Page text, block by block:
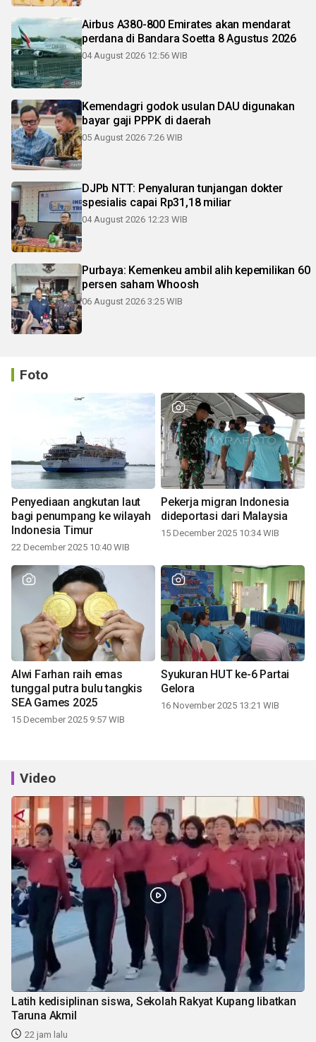
Airbus A380-800 Emirates akan mendarat
perdana di Bandara Soetta 8 Agustus 2026
04 August 2026 12:56 WIB
Kemendagri godok usulan DAU digunakan
bayar gaji PPPK di daerah
05 August 2026 7:26 WIB
DJPb NTT: Penyaluran tunjangan dokter
spesialis capai Rp31,18 miliar
04 August 2026 12:23 WIB
Purbaya: Kemenkeu ambil alih kepemilikan 60
persen saham Whoosh
06 August 2026 3:25 WIB
Foto
Penyediaan angkutan laut
bagi penumpang ke wilayah
Indonesia Timur
22 December 2025 10:40 WIB
Pekerja migran Indonesia
dideportasi dari Malaysia
15 December 2025 10:34 WIB
Alwi Farhan raih emas
tunggal putra bulu tangkis
SEA Games 2025
15 December 2025 9:57 WIB
Syukuran HUT ke-6 Partai
Gelora
16 November 2025 13:21 WIB
Video
Latih kedisiplinan siswa, Sekolah Rakyat Kupang libatkan
Taruna Akmil
22 jam lalu